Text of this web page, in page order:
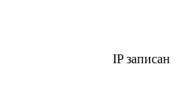
IP записан